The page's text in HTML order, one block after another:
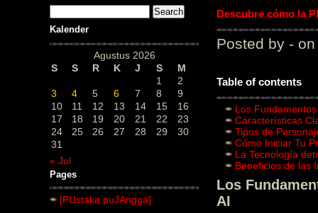
Kalender
Agustus 2026
S
S R K J S
M
1
2
3
4 5 6 7 8
9
10
11 12 13 14 15
16
17
18 19 20 21 22
23
24
25 26 27 28 29
30
31
« Jul
Pages
[PUstaka puJAngga]
Descubre cómo la
Posted by - on
Table of contents
Los
Características
Tipos de
Cómo Iniciar Tu
La Tecnología
Beneficios de las
Los
AI